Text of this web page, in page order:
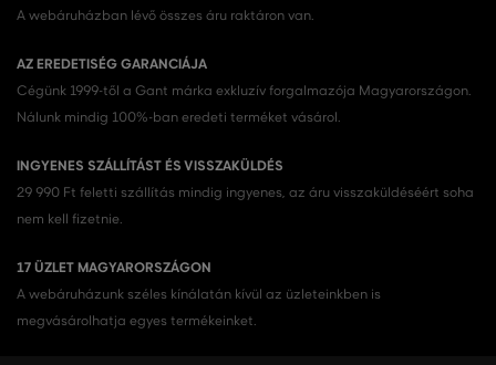
A webáruházban lévő összes áru raktáron van.
AZ EREDETISÉG GARANCIÁJA
Cégünk 1999-től a Gant márka exkluzív forgalmazója Magyarországon.
Nálunk mindig 100%-ban eredeti terméket vásárol.
INGYENES SZÁLLÍTÁST ÉS VISSZAKÜLDÉS
29 990 Ft feletti szállítás mindig ingyenes, az áru visszaküldéséért soha
nem kell fizetnie.
17 ÜZLET MAGYARORSZÁGON
A webáruházunk széles kínálatán kívül az üzleteinkben is
megvásárolhatja egyes termékeinket.